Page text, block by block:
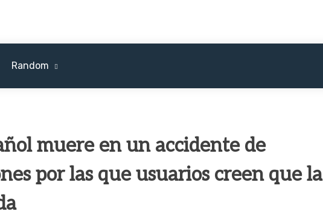
Random
muere en un accidente de
por las que usuarios creen que la